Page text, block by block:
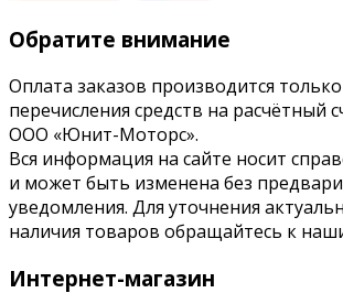
Обратите внимание
Оплата заказов производится
перечисления средств на расчётный
ООО «Юнит-Моторс».
Вся информация на сайте носит
и может быть изменена без
уведомления. Для уточнения
наличия товаров обращайтесь к
Интернет-магазин